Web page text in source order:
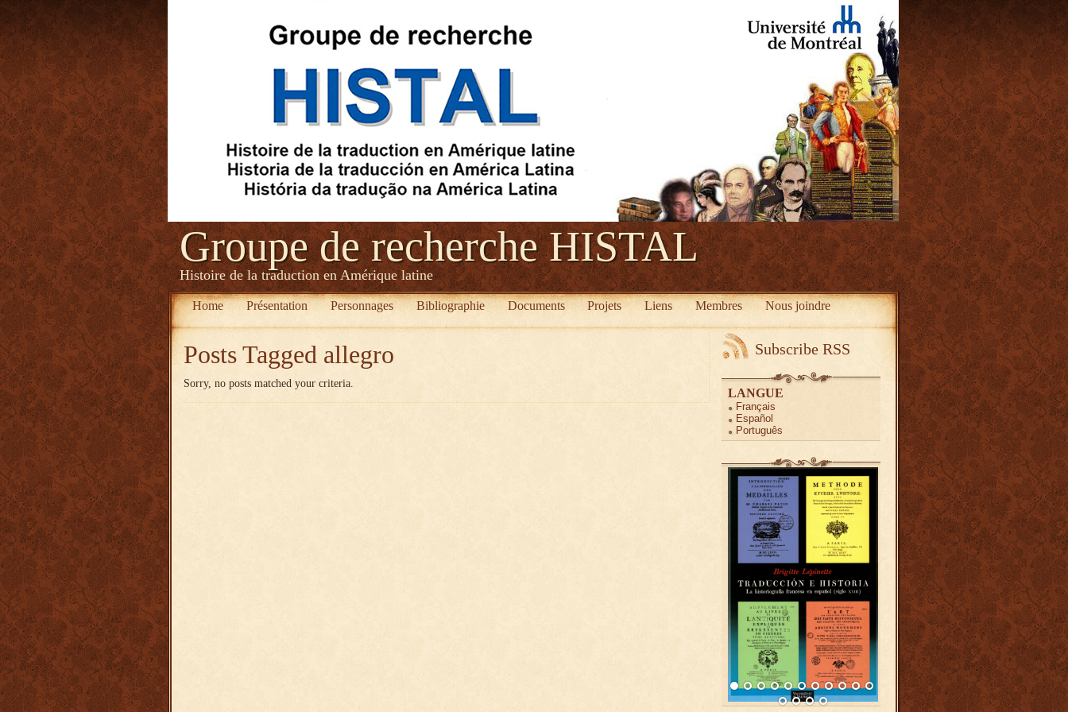
Groupe de recherche HISTAL
Histoire de la traduction en Amérique latine
Home Présentation Personnages Bibliographie Documents Projets Liens Membres Nous joindre
Posts Tagged allegro
Sorry, no posts matched your criteria.
Subscribe RSS
LANGUE
Français
Español
Português